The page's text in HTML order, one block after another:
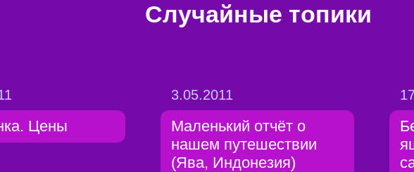
Случайные топики
Цены
3.05.2011
Маленький отчёт о
нашем путешествии
(Ява, Индонезия)